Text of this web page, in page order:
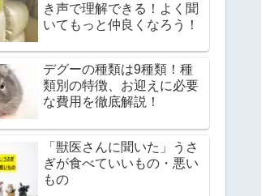
き声で理解できる！よく聞
いてもっと仲良くなろう！
デグーの種類は9種類！種
類別の特徴、お迎えに必要
な費用を徹底解説！
「獣医さんに聞いた」うさ
ぎが食べていいもの・悪い
もの